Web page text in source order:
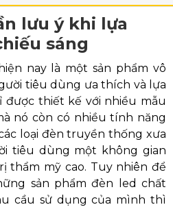
lưu ý khi lựa
sáng
hiện nay là một sản phẩm vô
tiêu dùng ưa thích và lựa
được thiết kế với nhiều mẫu
nó còn có nhiều tính năng
loại đèn truyền thống xưa
tiêu dùng một không gian
thẩm mỹ cao. Tuy nhiên để
sản phẩm đèn led chất
cầu sử dụng của mình thì